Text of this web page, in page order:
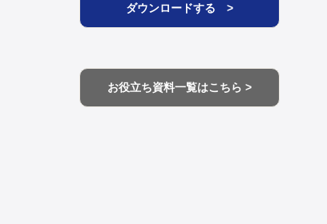
ダウンロードする >
お役立ち資料一覧はこちら >